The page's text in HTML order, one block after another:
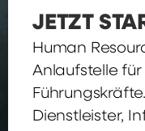
JETZT
Human
Anlaufstelle
Dienstleister,